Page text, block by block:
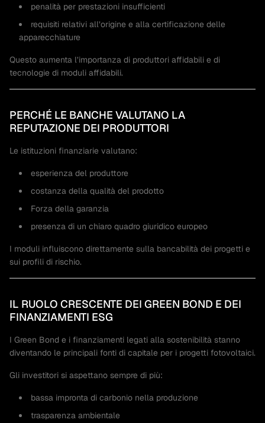
penalità per prestazioni insufficienti
requisiti relativi all’origine e alla certificazione delle
apparecchiature
Questo aumenta l’importanza di produttori affidabili e di
tecnologie di moduli affidabili.
PERCHÉ LE BANCHE VALUTANO LA
REPUTAZIONE DEI PRODUTTORI
Le istituzioni finanziarie valutano:
esperienza del produttore
costanza della qualità del prodotto
Forza della garanzia
presenza di un chiaro quadro giuridico europeo
I moduli influiscono direttamente sulla bancabilità dei progetti e
sui profili di rischio.
IL RUOLO CRESCENTE DEI GREEN BOND E DEI
FINANZIAMENTI ESG
I Green Bond e i finanziamenti legati alla sostenibilità stanno
diventando le principali fonti di capitale per i progetti fotovoltaici.
Gli investitori si aspettano sempre di più:
bassa impronta di carbonio nella produzione
trasparenza ambientale